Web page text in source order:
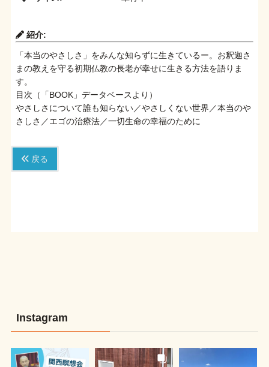
紹介:
「本当のやさしさ」をみんな知らずに生きているー。お釈迦さ
まの教えを守る初期仏教の長老が幸せに生きる方法を語りま
す。
目次（「BOOK」データベースより）
やさしさについて誰も知らない／やさしくない世界／本当のや
さしさ／エゴの治療法／一切生命の幸福のために
戻る
Instagram